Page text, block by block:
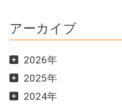
アーカイブ
2026年
2025年
2024年